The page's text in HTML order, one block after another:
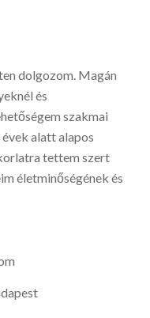
dolgozom. Magán
és
szakmai
alatt alapos
tettem szert
életminőségének és